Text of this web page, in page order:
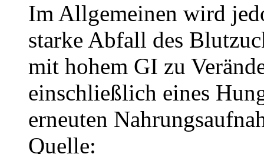
Im Allgemeinen wird
starke Abfall des
mit hohem GI zu
einschließlich eines
erneuten
Quelle: